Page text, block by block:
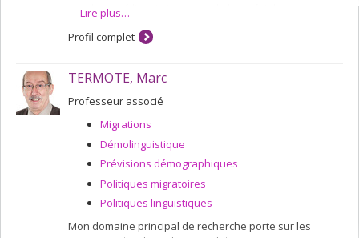
- La diversité linguistique mondiale, spécialement en ce
qui a trait aux langues autochtones et à celles en voie
de disparition.
variées incluant l'analyse de survie, les modèles multi-
états et les projections de population incluant par
microsimulation.
Lire plus…
Profil complet
TERMOTE, Marc
Professeur associé
Migrations
Démolinguistique
Prévisions démographiques
Politiques migratoires
Politiques linguistiques
Mon domaine principal de recherche porte sur les